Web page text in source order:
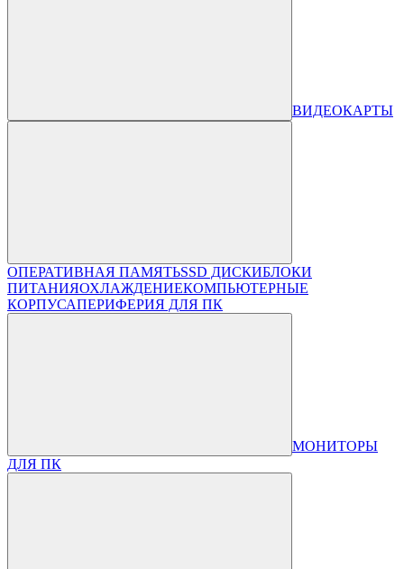
ВИДЕОКАРТЫ
ОПЕРАТИВНАЯ ПАМЯТЬSSD ДИСКИБЛОКИ
ПИТАНИЯОХЛАЖДЕНИЕКОМПЬЮТЕРНЫЕ
КОРПУСАПЕРИФЕРИЯ ДЛЯ ПК
МОНИТОРЫ
ДЛЯ ПК